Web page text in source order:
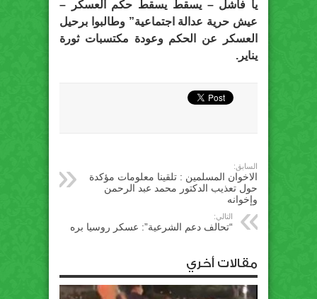
يا فاشل – يسقط يسقط حكم العسكر –
عيش حرية عدالة اجتماعية” وطالبوا برحيل
العسكر عن الحكم وعودة مكتسبات ثورة
يناير.
السابق:
الاخوان المسلمين : تلقينا معلومات مؤكدة
حول تعذيب الدكتور محمد عبد الرحمن
وإخوانه
التالي:
“تحالف دعم الشرعية”: عسكر روسيا بره
مقالات أخري